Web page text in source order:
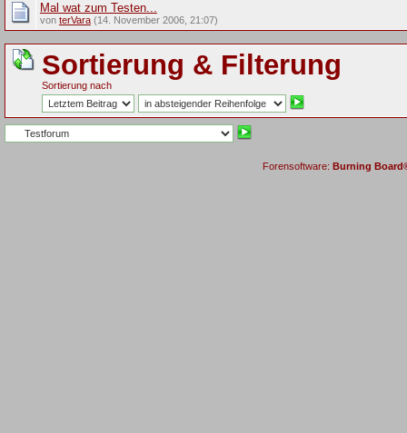
Mal wat zum Testen...
von terVara(14. November 2006, 21:07)
Sortierung & Filterung
Sortierung nach
Forensoftware: Burning